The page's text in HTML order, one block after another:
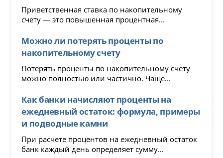
Приветственная ставка по накопительному
счету — это повышенная процентная...
Можно ли потерять проценты по
накопительному счету
Потерять проценты по накопительному счету
можно полностью или частично. Чаще...
Как банки начисляют проценты на
ежедневный остаток: формула, примеры
и подводные камни
При расчете процентов на ежедневный остаток
банк каждый день определяет сумму...